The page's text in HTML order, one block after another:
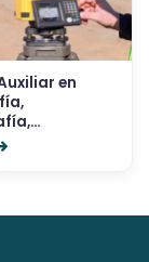
en